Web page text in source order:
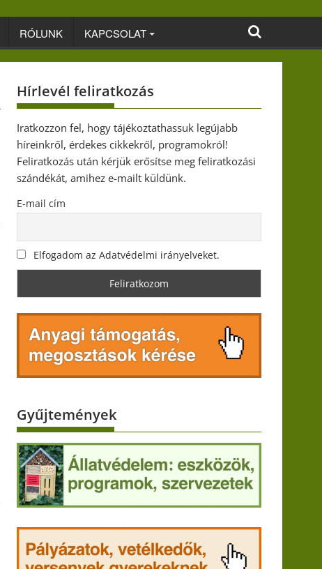
RÓLUNK KAPCSOLAT
Hírlevél feliratkozás
Iratkozzon fel, hogy tájékoztathassuk legújabb
híreinkről, érdekes cikkekről, programokról!
Feliratkozás után kérjük erősítse meg feliratkozási
szándékát, amihez e-mailt küldünk.
E-mail cím
Elfogadom az Adatvédelmi irányelveket.
Gyűjtemények